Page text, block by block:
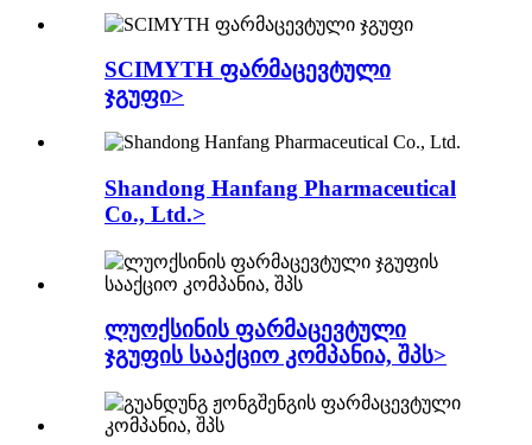
SCIMYTH ფარმაცევტული
ჯგუფი>
Shandong Hanfang Pharmaceutical
Co., Ltd.>
ლუოქსინის ფარმაცევტული
ჯგუფის სააქციო კომპანია, შპს>